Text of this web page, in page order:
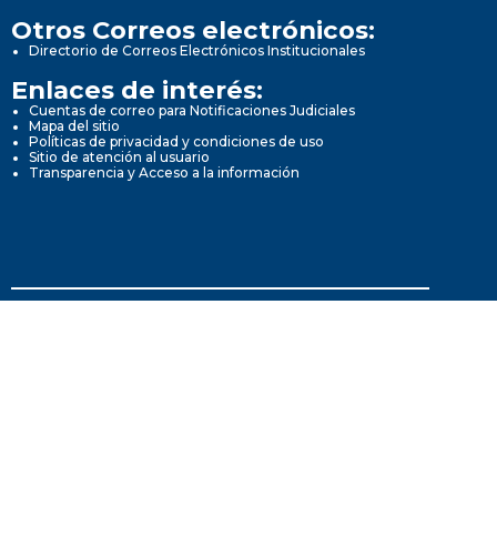
Otros Correos electrónicos:
Directorio de Correos Electrónicos Institucionales
Enlaces de interés:
Cuentas de correo para Notificaciones Judiciales
Mapa del sitio
Políticas de privacidad y condiciones de uso
Sitio de atención al usuario
Transparencia y Acceso a la información